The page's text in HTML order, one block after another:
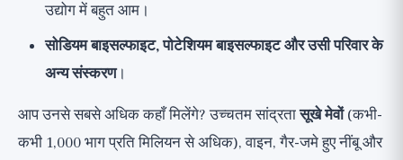
उद्योग में बहुत आम।
सोडियम बाइसल्फाइट, पोटेशियम बाइसल्फाइट और उसी परिवार के
अन्य संस्करण।
आप उनसे सबसे अधिक कहाँ मिलेंगे? उच्चतम सांद्रतासूखे मेवों(कभी-
कभी 1,000 भाग प्रति मिलियन से अधिक), वाइन, गैर-जमे हुए नींबू और